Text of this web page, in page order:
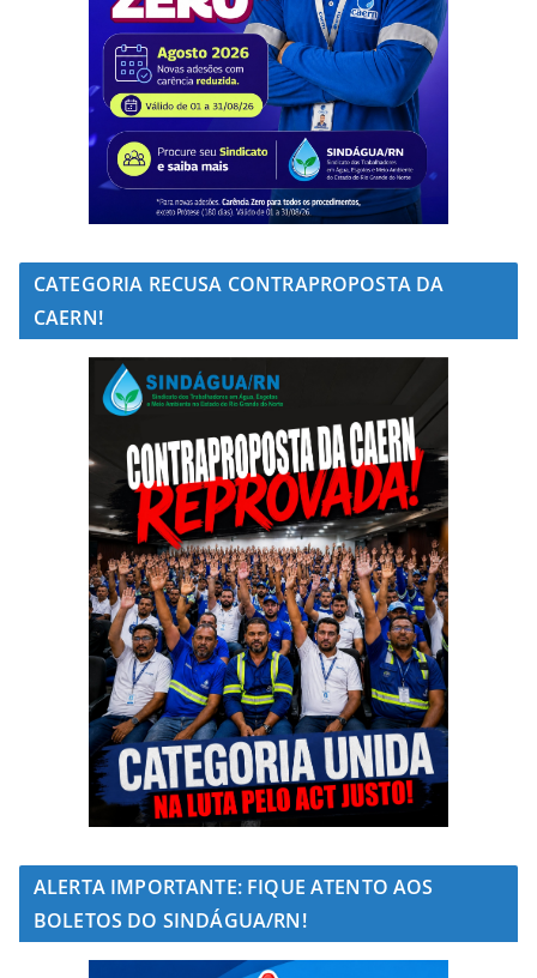
CATEGORIA RECUSA CONTRAPROPOSTA DA
CAERN!
ALERTA IMPORTANTE: FIQUE ATENTO AOS
BOLETOS DO SINDÁGUA/RN!